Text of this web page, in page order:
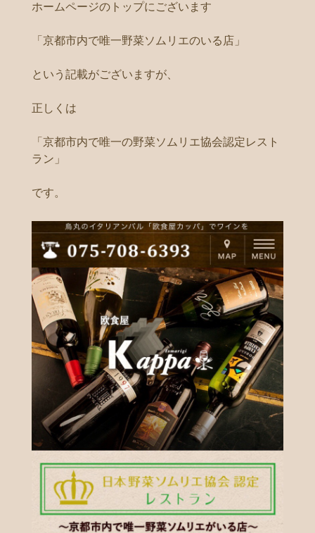
ホームページのトップにございます
「京都市内で唯一野菜ソムリエのいる店」
という記載がございますが、
正しくは
「京都市内で唯一の野菜ソムリエ協会認定レスト
ラン」
です。